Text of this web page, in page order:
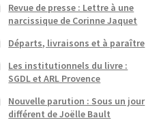
Revue de presse : Lettre à une
narcissique de Corinne Jaquet
Départs, livraisons et à paraître
Les institutionnels du livre :
SGDL et ARL Provence
Nouvelle parution : Sous un jour
différent de Joëlle Bault